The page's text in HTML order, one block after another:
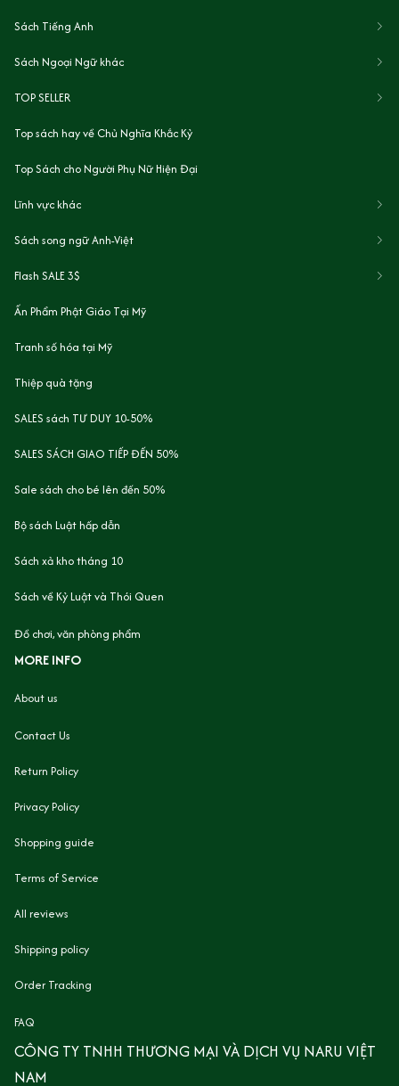
Sách Tiếng Anh
Sách Ngoại Ngữ khác
TOP SELLER
Top sách hay về Chủ Nghĩa Khắc Kỷ
Top Sách cho Người Phụ Nữ Hiện Đại
Lĩnh vực khác
Sách song ngữ Anh-Việt
Flash SALE 3$
Ấn Phẩm Phật Giáo Tại Mỹ
Tranh số hóa tại Mỹ
Thiệp quà tặng
SALES sách TƯ DUY 10-50%
SALES SÁCH GIAO TIẾP ĐẾN 50%
Sale sách cho bé lên đến 50%
Bộ sách Luật hấp dẫn
Sách xả kho tháng 10
Sách về Kỷ Luật và Thói Quen
Đồ chơi, văn phòng phẩm
MORE INFO
About us
Contact Us
Return Policy
Privacy Policy
Shopping guide
Terms of Service
All reviews
Shipping policy
Order Tracking
FAQ
CÔNG TY TNHH THƯƠNG MẠI VÀ DỊCH VỤ NARU VIỆT
NAM